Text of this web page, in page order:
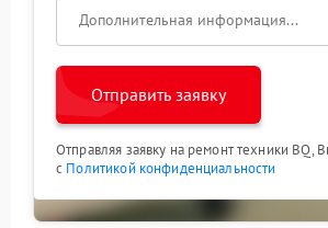
Отправить заявку
Отправляя заявку на ремонт техники BQ,
с Политикой конфиденциальности